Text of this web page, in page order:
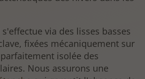
via des lisses basses
fixées mécaniquement sur
isolée des
Nous assurons une